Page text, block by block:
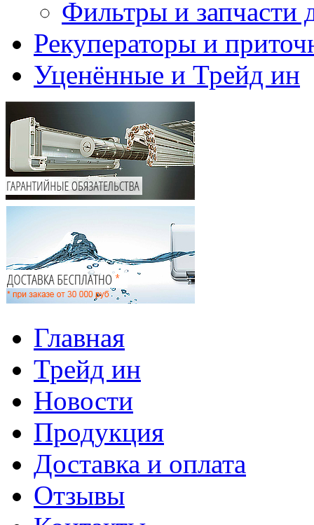
Фильтры и запчасти
Рекуператоры и
Уценённые и Трейд ин
Главная
Трейд ин
Новости
Продукция
Доставка и оплата
Отзывы